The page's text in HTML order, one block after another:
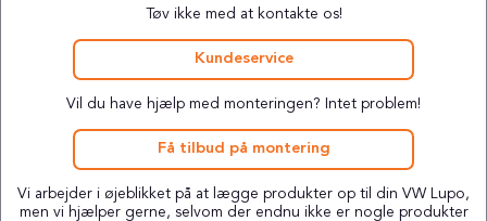
Tøv ikke med at kontakte os!
Kundeservice
Vil du have hjælp med monteringen? Intet problem!
Få tilbud på montering
Vi arbejder i øjeblikket på at lægge produkter op til din VW Lupo,
men vi hjælper gerne, selvom der endnu ikke er nogle produkter